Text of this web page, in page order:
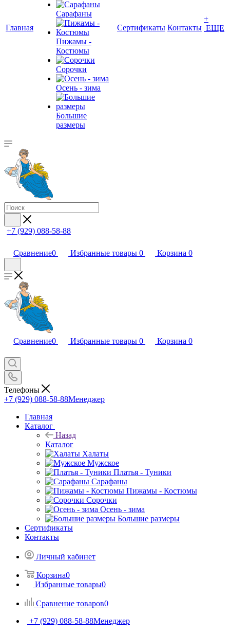
Главная
Сарафаны
Пижамы -
Костюмы
Сорочки
Oсень - зима
Большие
размеры
Сертификаты Контакты
+
ЕЩЕ
+7 (929) 088-58-88
Сравнение0 Избранные товары 0 Корзина 0
Сравнение0 Избранные товары 0 Корзина 0
Телефоны
+7 (929) 088-58-88Менеджер
Главная
Каталог
Назад
Каталог
Халаты
Мужское
Платья - Туники
Сарафаны
Пижамы - Костюмы
Сорочки
Oсень - зима
Большие размеры
Сертификаты
Контакты
Личный кабинет
Корзина0
Избранные товары0
Сравнение товаров0
+7 (929) 088-58-88Менеджер